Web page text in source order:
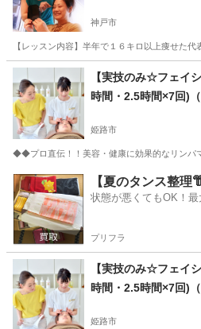
校）
神戸市
【レッスン内容】半年で１６キロ以上痩せた
兵庫 神戸市 エステ
【実技のみ☆フェイシ
時間・2.5時間×7回)
姫路市
◆◆プロ直伝！！美容・健康に効果的なリン
兵庫 姫路市 マッサージ
【夏のタンス整理
状態が悪くてもOK！
プリフラ
【実技のみ☆フェイシ
時間・2.5時間×7回)
姫路市